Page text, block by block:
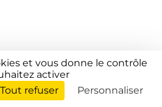
et vous donne le contrôle
activer
Tout refuser Personnaliser